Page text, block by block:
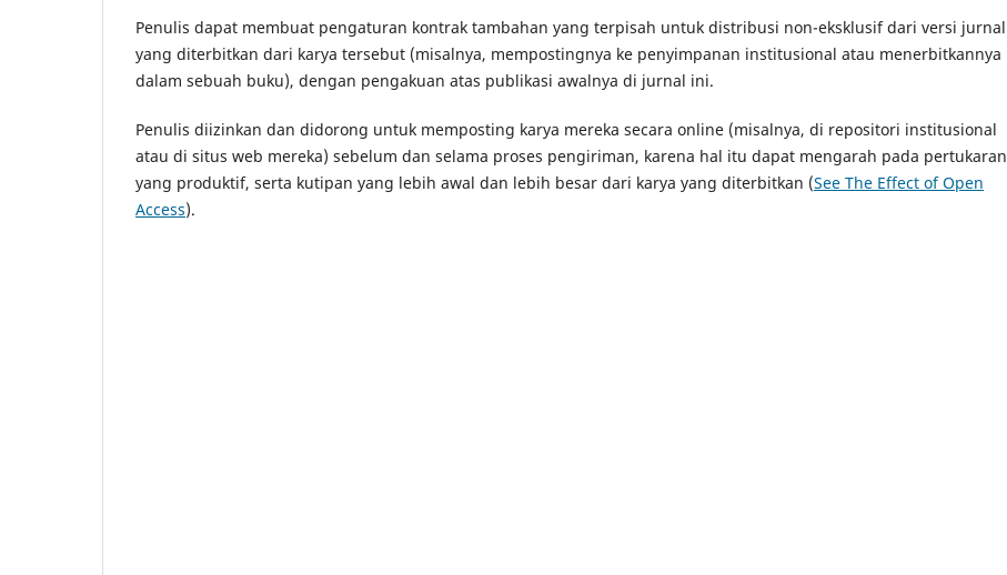
Penulis dapat membuat pengaturan kontrak tambahan yang terpisah untuk distribusi non-eksklusif dari versi jurnal
yang diterbitkan dari karya tersebut (misalnya, mempostingnya ke penyimpanan institusional atau menerbitkannya
dalam sebuah buku), dengan pengakuan atas publikasi awalnya di jurnal ini.
Penulis diizinkan dan didorong untuk memposting karya mereka secara online (misalnya, di repositori institusional
atau di situs web mereka) sebelum dan selama proses pengiriman, karena hal itu dapat mengarah pada pertukaran
yang produktif, serta kutipan yang lebih awal dan lebih besar dari karya yang diterbitkan (See The Effect of Open
Access).